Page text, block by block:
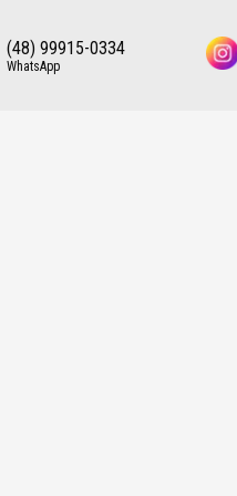
(48) 99915-0334
WhatsApp